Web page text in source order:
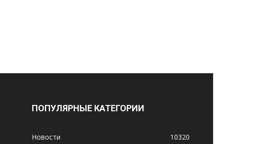
ПОПУЛЯРНЫЕ КАТЕГОРИИ
Новости
10320